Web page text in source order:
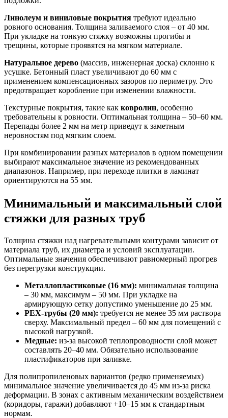
Линолеум и виниловые покрытия требуют идеально
ровного основания. Толщина заливаемого слоя – от 40 мм.
При укладке на тонкую стяжку возможны прогибы и
трещины, которые проявятся на мягком материале.
Натуральное дерево (массив, инженерная доска) склонно к
усушке. Бетонный пласт увеличивают до 60 мм с
применением компенсационных зазоров по периметру. Это
предотвращает коробление при изменении влажности.
Текстурные покрытия, такие как ковролин, особенно
требовательны к ровности. Оптимальная толщина – 50–60 мм.
Перепады более 2 мм на метр приведут к заметным
неровностям под мягким слоем.
При комбинировании разных материалов в одном помещении
выбирают максимальное значение из рекомендованных
диапазонов. Например, при переходе плитки в ламинат
ориентируются на 55 мм.
Минимальный и максимальный слой
стяжки для разных труб
Толщина стяжки над нагревательными контурами зависит от
материала труб, их диаметра и условий эксплуатации.
Оптимальные значения обеспечивают равномерный прогрев
без перегрузки конструкции.
Металлопластиковые (16 мм): минимальная толщина
– 30 мм, максимум – 50 мм. При укладке на
армирующую сетку допустимо уменьшение до 25 мм.
PEX-трубы (20 мм): требуется не менее 35 мм раствора
сверху. Максимальный предел – 60 мм для помещений с
высокой нагрузкой.
Медные: из-за высокой теплопроводности слой может
составлять 20–40 мм. Обязательно использование
пластификаторов при заливке.
Для полипропиленовых вариантов (редко применяемых)
минимальное значение увеличивается до 45 мм из-за риска
деформации. В зонах с активным механическим воздействием
(коридоры, гаражи) добавляют +10–15 мм к стандартным
нормам.